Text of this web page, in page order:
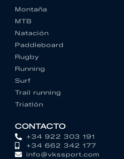
Montaña
MTB
Natación
Paddleboard
Rugby
Running
Surf
Trail running
Triatlón
CONTACTO
+34 922 303 191
+34 662 342 177
info@vkssport.com